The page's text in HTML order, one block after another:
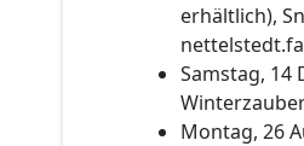
erhältlich),
Samstag, 14
Montag, 26